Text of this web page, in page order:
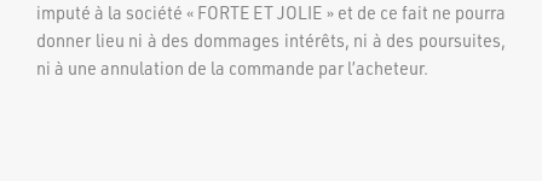
imputé à la société « FORTE ET JOLIE » et de ce fait ne pourra
donner lieu ni à des dommages intérêts, ni à des poursuites,
ni à une annulation de la commande par l’acheteur.